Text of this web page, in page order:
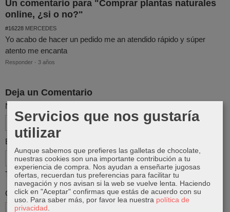
Un comentario para "Comprar plantas naturales
online, ¿si o no?"
#16228 MERCEDES
Yo acabo de hacer un pedido me an atendido rápido y súper
atento me encanta
Responder · 3 años
Deja un Comentario
Nombre
Email
Tu email no será publicado
Comentario
Servicios que nos gustaría
utilizar
Aunque sabemos que prefieres las galletas de chocolate,
nuestras cookies son una importante contribución a tu
experiencia de compra. Nos ayudan a enseñarte jugosas
ofertas, recuerdan tus preferencias para facilitar tu
navegación y nos avisan si la web se vuelve lenta. Haciendo
click en "Aceptar" confirmas que estás de acuerdo con su
uso. Para saber más, por favor lea nuestra política de
privacidad